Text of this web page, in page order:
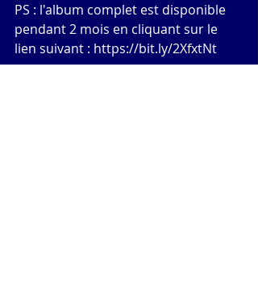
PS : l'album complet est disponible
pendant 2 mois en cliquant sur le
lien suivant : https://bit.ly/2XfxtNt